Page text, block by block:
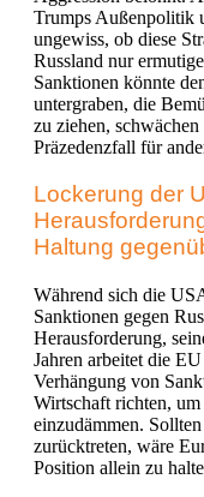
Trumps Außenpolitik
ungewiss, ob diese
Russland nur
Sanktionen könnte
untergraben, die
zu ziehen,
Präzedenzfall für
Lockerung der
Haltung
Während sich die
Sanktionen gegen
Herausforderung,
Jahren arbeitet die
Verhängung von
Wirtschaft richten, um
einzudämmen.
zurücktreten, wäre
Position allein zu